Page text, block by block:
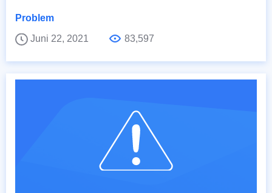
Problem
Juni 22, 2021
83,597